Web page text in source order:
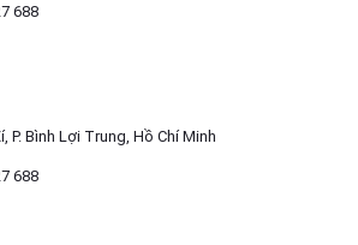
688
Bình Lợi Trung, Hồ Chí Minh
688